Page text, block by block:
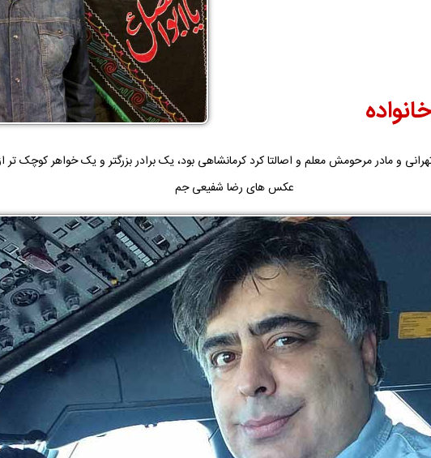
خانواده
و مادر مرحومش معلم و اصالتا کرد کرمانشاهی بود، یک برادر بزرگتر و یک خواهر کوچک تر
عکس های رضا شفیعی جم